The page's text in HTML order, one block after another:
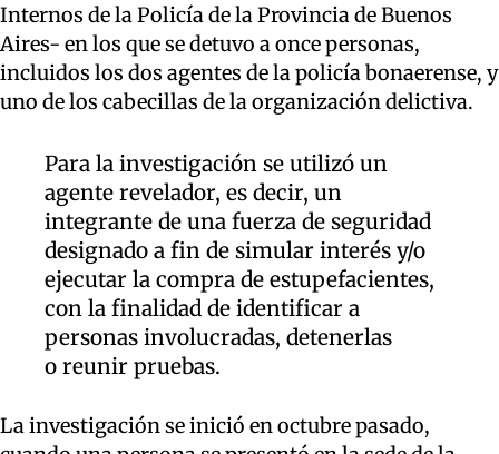
Internos de la Policía de la Provincia de Buenos
Aires- en los que se detuvo a once personas,
incluidos los dos agentes de la policía bonaerense, y
uno de los cabecillas de la organización delictiva.
Para la investigación se utilizó un
agente revelador, es decir, un
integrante de una fuerza de seguridad
designado a fin de simular interés y/o
ejecutar la compra de estupefacientes,
con la finalidad de identificar a
personas involucradas, detenerlas
o reunir pruebas.
La investigación se inició en octubre pasado,